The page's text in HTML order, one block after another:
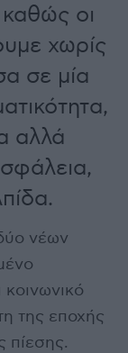
οι
χωρίς
σε μία
αλλά
νέων
της εποχής
πίεσης.